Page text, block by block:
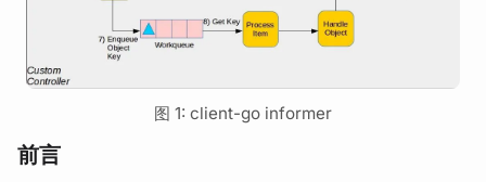
图 1: client-go informer
前言